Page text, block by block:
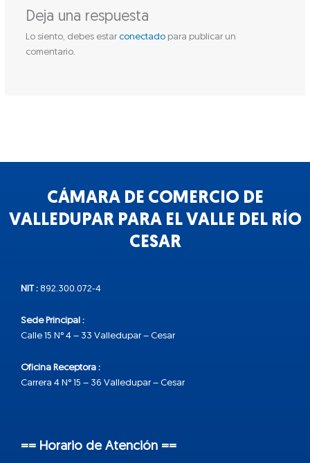
Deja una respuesta
Lo siento, debes estar conectadopara publicar un
comentario.
CÁMARA DE COMERCIO DE
VALLEDUPAR PARA EL VALLE DEL RÍO
CESAR
NIT : 892.300.072-4
Sede Principal :
Calle 15 N° 4 – 33 Valledupar – Cesar
Oficina Receptora :
Carrera 4 N° 15 – 36 Valledupar – Cesar
== Horario de Atención ==